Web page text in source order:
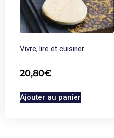
Vivre, lire et cuisiner
20,80€
Ajouter au panier